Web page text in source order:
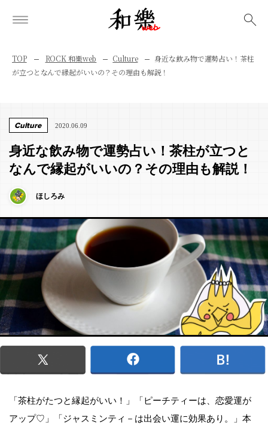
TOP ROCK 和樂web Culture
身近な飲み物で運勢占い！茶柱
が立つとなんで縁起がいいの？その理由も解説！
Culture 2020.06.09
身近な飲み物で運勢占い！茶柱が立つと
なんで縁起がいいの？その理由も解説！
ほしろみ
「茶柱がたつと縁起がいい！」「ピーチティーは、恋愛運が
アップ♡」「ジャスミンティ－は出会い運に効果あり。」本